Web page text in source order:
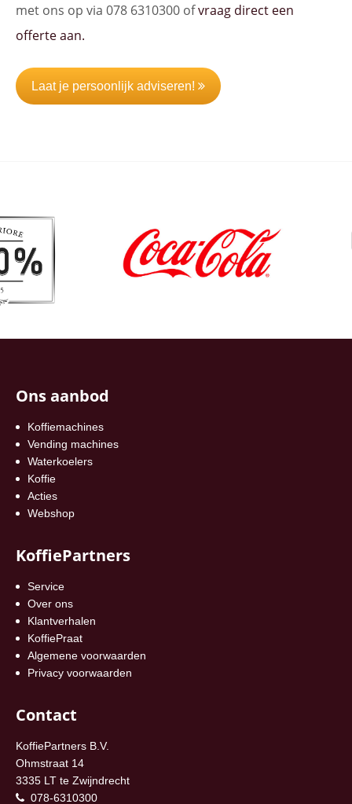
met ons op via 078 6310300 ofvraag direct een
offerte aan.
Laat je persoonlijk adviseren!
Ons aanbod
Koffiemachines
Vending machines
Waterkoelers
Koffie
Acties
Webshop
KoffiePartners
Service
Over ons
Klantverhalen
KoffiePraat
Algemene voorwaarden
Privacy voorwaarden
Contact
KoffiePartners B.V.
Ohmstraat 14
3335 LT te Zwijndrecht
078-6310300